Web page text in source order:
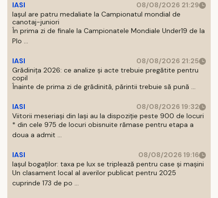
IASI
08/08/2026 21:29
Iaşul are patru medaliate la Campionatul mondial de
canotaj-juniori
În prima zi de finale la Campionatele Mondiale Under19 de la
Plo ...
IASI
08/08/2026 21:25
Grădinița 2026: ce analize și acte trebuie pregătite pentru
copil
Înainte de prima zi de grădinită, părintii trebuie să pună ...
IASI
08/08/2026 19:32
Viitorii meseriași din Iași au la dispoziție peste 900 de locuri
* din cele 975 de locuri obisnuite rămase pentru etapa a
doua a admit ...
IASI
08/08/2026 19:16
Iașul bogaților: taxa pe lux se triplează pentru case și mașini
Un clasament local al averilor publicat pentru 2025
cuprinde 173 de po ...